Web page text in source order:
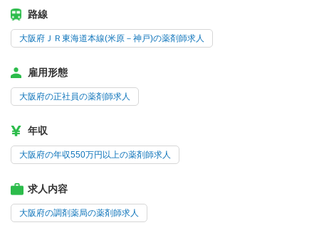
路線
大阪府ＪＲ東海道本線(米原－神戸)の薬剤師求人
雇用形態
大阪府の正社員の薬剤師求人
年収
大阪府の年収550万円以上の薬剤師求人
求人内容
大阪府の調剤薬局の薬剤師求人